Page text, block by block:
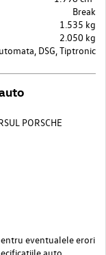
Break
1.535 kg
2.050 kg
DSG, Tiptronic
PORSCHE
eventualele erori
auto,